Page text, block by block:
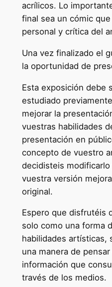
acrílicos. Lo
final sea un cómic
personal y crítica del
Una vez finalizado el
la oportunidad de
Esta exposición debe
estudiado
mejorar la
vuestras habilidades
presentación en
concepto de vuestro
decidisteis
vuestra versión
original.
Espero que disfrutéis
solo como una forma
habilidades artísticas,
una manera de
información que
través de los medios.